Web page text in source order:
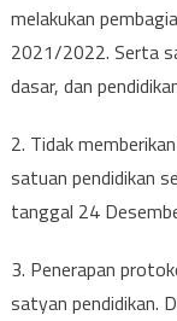
melakukan
2021/2022. Serta
dasar, dan
2. Tidak
satuan pendidikan
tanggal 24
3. Penerapan
satyan pendidikan.